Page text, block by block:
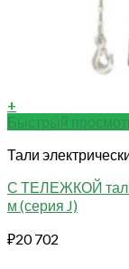
+
Быстрый
Тали
С ТЕЛЕЖКОЙ таль
м (серия J)
₽20 702